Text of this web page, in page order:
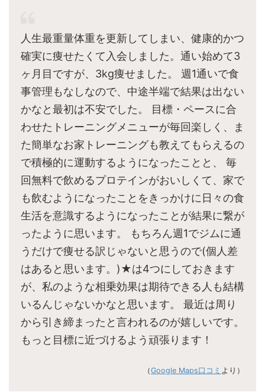
人生最重量体重を更新してしまい、健康的かつ
確実に痩せたくて入会しました。通い始めて3
ヶ月目ですが、3kg痩せました。 週1通いで食
事管理もなしなので、中途半端で結果は出ない
かなと最初は不安でした。 目標・ペースに合
わせたトレーニングメニューが毎回楽しく、ま
た簡単なお家トレーニングも教えてもらえるの
で積極的に運動するようになったことと、 毎
回無料で飲めるプロテインがおいしくて、家で
も飲むようになったことをきっかけに日々の食
生活を意識するようになったことが結果に繋が
ったように思います。 もちろん週1でジムに通
うだけで痩せる訳じゃないと思うので(個人差
はあると思います。)★は4つにしておきます
が、私のような相乗効果は期待できる人も結構
いるんじゃないかなと思います。 最近は周り
から引き締まったと言われるのが嬉しいです。
もっと目標に近づけるよう頑張ります！
（Google Maps口コミ より）